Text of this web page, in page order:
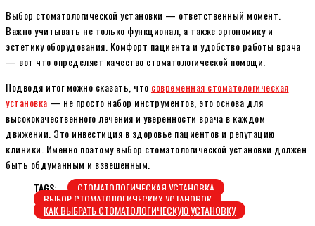
Выбор стоматологической установки — ответственный момент.
Важно учитывать не только функционал, а также эргономику и
эстетику оборудования. Комфорт пациента и удобство работы врача
— вот что определяет качество стоматологической помощи.
Подводя итог можно сказать, что современная стоматологическая
установка — не просто набор инструментов, это основа для
высококачественного лечения и уверенности врача в каждом
движении. Это инвестиция в здоровье пациентов и репутацию
клиники. Именно поэтому выбор стоматологической установки должен
быть обдуманным и взвешенным.
TAGS:
СТОМАТОЛОГИЧЕСКАЯ УСТАНОВКА
ВЫБОР СТОМАТОЛОГИЧЕСКИХ УСТАНОВОК
КАК ВЫБРАТЬ СТОМАТОЛОГИЧЕСКУЮ УСТАНОВКУ